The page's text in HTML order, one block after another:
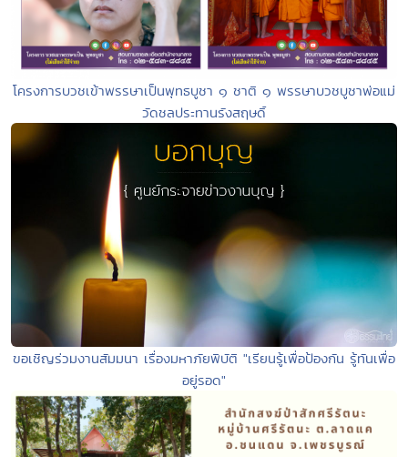
โครงการบวชเข้าพรรษาเป็นพุทธบูชา ๑ ชาติ ๑ พรรษาบวชบูชาพ่อแม่
วัดชลประทานรังสฤษดิ์
ขอเชิญร่วมงานสัมมนา เรื่องมหาภัยพิบัติ "เรียนรู้เพื่อป้องกัน รู้ทันเพื่อ
อยู่รอด"